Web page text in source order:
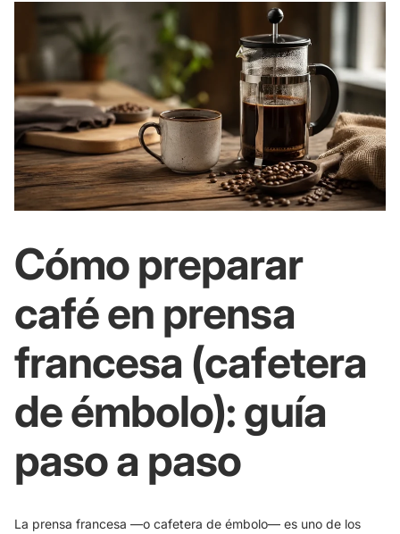
Cómo preparar
café en prensa
francesa (cafetera
de émbolo): guía
paso a paso
La prensa francesa —o cafetera de émbolo— es uno de los